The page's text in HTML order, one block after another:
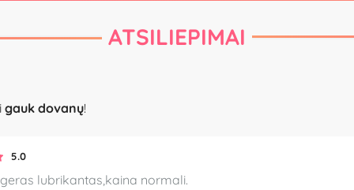
ATSILIEPIMAI
gauk dovanų!
5.0
lubrikantas,kaina normali.